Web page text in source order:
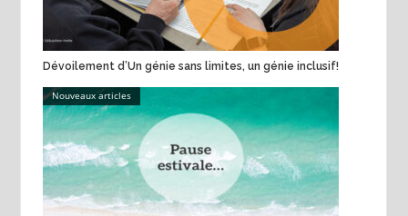
Dévoilement d’Un génie sans limites, un génie inclusif!
Nouveaux articles